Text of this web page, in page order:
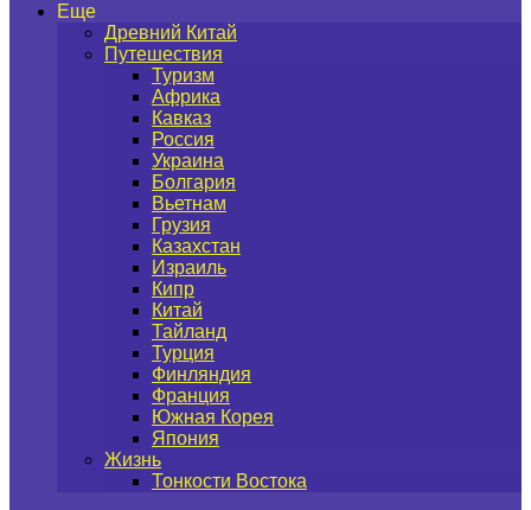
Еще
Древний Китай
Путешествия
Туризм
Африка
Кавказ
Россия
Украина
Болгария
Вьетнам
Грузия
Казахстан
Израиль
Кипр
Китай
Тайланд
Турция
Финляндия
Франция
Южная Корея
Япония
Жизнь
Тонкости Востока